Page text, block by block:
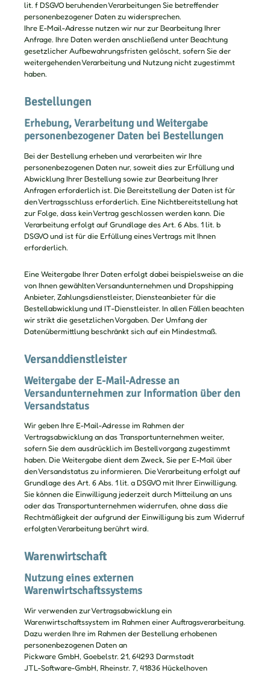
lit. f DSGVO beruhenden Verarbeitungen Sie betreffender
personenbezogener Daten zu widersprechen.
Ihre E-Mail-Adresse nutzen wir nur zur Bearbeitung Ihrer
Anfrage. Ihre Daten werden anschließend unter Beachtung
gesetzlicher Aufbewahrungsfristen gelöscht, sofern Sie der
weitergehenden Verarbeitung und Nutzung nicht zugestimmt
haben.
Bestellungen
Erhebung, Verarbeitung und Weitergabe
personenbezogener Daten bei Bestellungen
Bei der Bestellung erheben und verarbeiten wir Ihre
personenbezogenen Daten nur, soweit dies zur Erfüllung und
Abwicklung Ihrer Bestellung sowie zur Bearbeitung Ihrer
Anfragen erforderlich ist. Die Bereitstellung der Daten ist für
den Vertragsschluss erforderlich. Eine Nichtbereitstellung hat
zur Folge, dass kein Vertrag geschlossen werden kann. Die
Verarbeitung erfolgt auf Grundlage des Art. 6 Abs. 1 lit. b
DSGVO und ist für die Erfüllung eines Vertrags mit Ihnen
erforderlich.
Eine Weitergabe Ihrer Daten erfolgt dabei beispielsweise an die
von Ihnen gewählten Versandunternehmen und Dropshipping
Anbieter, Zahlungsdienstleister, Diensteanbieter für die
Bestellabwicklung und IT-Dienstleister. In allen Fällen beachten
wir strikt die gesetzlichen Vorgaben. Der Umfang der
Datenübermittlung beschränkt sich auf ein Mindestmaß.
Versanddienstleister
Weitergabe der E-Mail-Adresse an
Versandunternehmen zur Information über den
Versandstatus
Wir geben Ihre E-Mail-Adresse im Rahmen der
Vertragsabwicklung an das Transportunternehmen weiter,
sofern Sie dem ausdrücklich im Bestellvorgang zugestimmt
haben. Die Weitergabe dient dem Zweck, Sie per E-Mail über
den Versandstatus zu informieren. Die Verarbeitung erfolgt auf
Grundlage des Art. 6 Abs. 1 lit. a DSGVO mit Ihrer Einwilligung.
Sie können die Einwilligung jederzeit durch Mitteilung an uns
oder das Transportunternehmen widerrufen, ohne dass die
Rechtmäßigkeit der aufgrund der Einwilligung bis zum Widerruf
erfolgten Verarbeitung berührt wird.
Warenwirtschaft
Nutzung eines externen
Warenwirtschaftssystems
Wir verwenden zur Vertragsabwicklung ein
Warenwirtschaftssystem im Rahmen einer Auftragsverarbeitung.
Dazu werden Ihre im Rahmen der Bestellung erhobenen
personenbezogenen Daten an
Pickware GmbH, Goebelstr. 21, 64293 Darmstadt
JTL-Software-GmbH, Rheinstr. 7, 41836 Hückelhoven